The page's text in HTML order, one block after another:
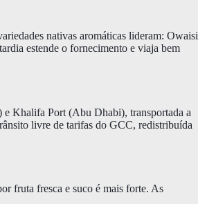
nativas aromáticas lideram: Owaisi
estende o fornecimento e viaja bem
e Khalifa Port (Abu Dhabi), transportada a
livre de tarifas do GCC, redistribuída
fruta fresca e suco é mais forte. As